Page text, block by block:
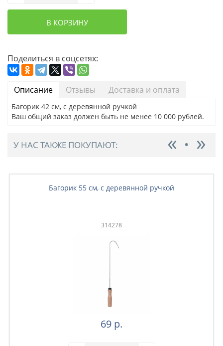
В КОРЗИНУ
Поделиться в соцсетях:
Описание Отзывы Доставка и оплата
Багорик 42 см, с деревянной ручкой
Ваш общий заказ должен быть не менее 10 000 рублей.
У НАС ТАКЖЕ ПОКУПАЮТ:
Багорик 55 см, с деревянной ручкой
314278
69 р.